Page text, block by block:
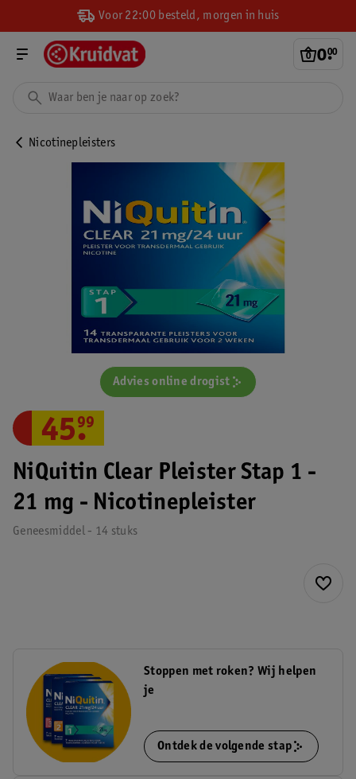
Voor 22:00 besteld, morgen in huis
0.
00
Nicotinepleisters
Advies online drogist
NiQuitin Clear Pleister Stap 1 -
21 mg - Nicotinepleister
Geneesmiddel - 14 stuks
45.
99
Stoppen met roken? Wij helpen
je
Ontdek de volgende stap